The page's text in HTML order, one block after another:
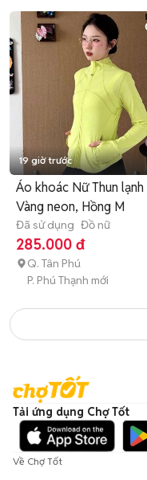
19 giờ trước
Áo khoác Nữ Thun lạnh
Vàng neon, Hồng M
Đã sử dụng Đồ nữ
285.000 đ
Q. Tân Phú
P. Phú Thạnh mới
Tải ứng dụng Chợ Tốt
Về Chợ Tốt